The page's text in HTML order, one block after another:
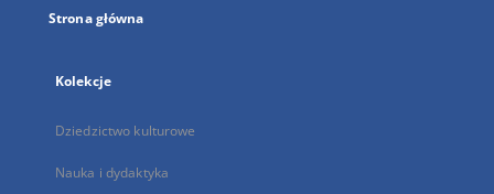
Strona główna
Kolekcje
Dziedzictwo kulturowe
Nauka i dydaktyka